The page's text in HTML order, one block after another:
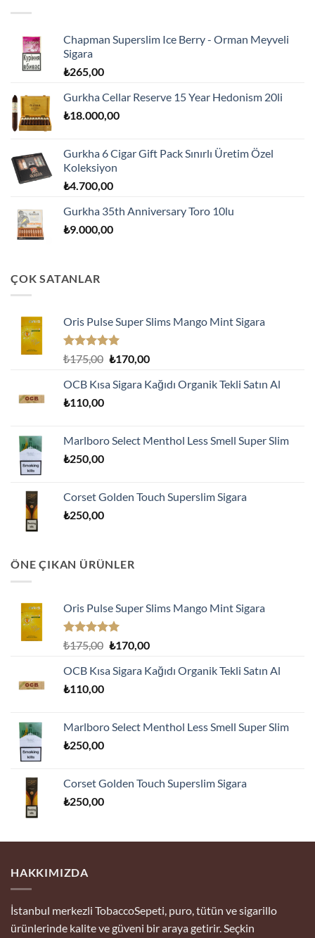
Chapman Superslim Ice Berry - Orman Meyveli
Sigara
₺265,00
Gurkha Cellar Reserve 15 Year Hedonism 20li
₺18.000,00
Gurkha 6 Cigar Gift Pack Sınırlı Üretim Özel
Koleksiyon
₺4.700,00
Gurkha 35th Anniversary Toro 10lu
₺9.000,00
ÇOK SATANLAR
Oris Pulse Super Slims Mango Mint Sigara
5 üzerinden
oy
aldı
₺175,00 Orijinal
₺175,00.
₺170,00Şu
fiyat:
OCB Kısa Sigara Kağıdı Organik Tekli Satın Al
₺110,00
Marlboro Select Menthol Less Smell Super Slim
₺250,00
Corset Golden Touch Superslim Sigara
₺250,00
ÖNE ÇIKAN ÜRÜNLER
Oris Pulse Super Slims Mango Mint Sigara
5 üzerinden
oy
aldı
₺175,00 Orijinal
₺175,00.
₺170,00Şu
fiyat:
OCB Kısa Sigara Kağıdı Organik Tekli Satın Al
₺110,00
Marlboro Select Menthol Less Smell Super Slim
₺250,00
Corset Golden Touch Superslim Sigara
₺250,00
HAKKIMIZDA
İstanbul merkezli TobaccoSepeti, puro, tütün ve sigarillo
ürünlerinde kalite ve güveni bir araya getirir. Seçkin